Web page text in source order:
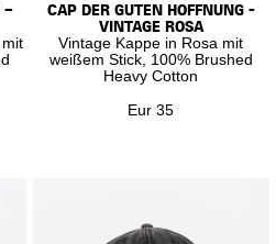
–
CAP DER GUTEN HOFFNUNG -
VINTAGE ROSA
Vintage Kappe in Rosa mit
weißem Stick, 100% Brushed
Heavy Cotton
Eur 35